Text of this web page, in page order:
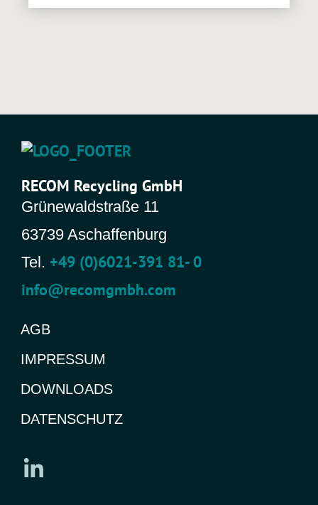
RECOM Recycling GmbH
Grünewaldstraße 11
63739 Aschaffenburg
Tel. +49 (0)6021-391 81- 0
info@recomgmbh.com
AGB
IMPRESSUM
DOWNLOADS
DATENSCHUTZ